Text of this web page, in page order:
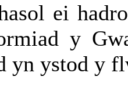
ei
y
yn ystod y